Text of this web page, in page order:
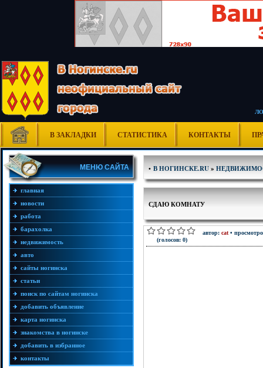
В ЗАКЛАДКИ СТАТИСТИКА КОНТАКТЫ
МЕНЮ САЙТА
главная
новости
работа
барахолка
недвижимость
авто
сайты ногинска
статьи
поиск по сайтам ногинска
добавить объявление
карта ногинска
знакомства в ногинске
добавить в избранное
контакты
• В НОГИНСКЕ.RU»
СДАЮ КОМНАТУ
(голосов: 0)
автор: cat •